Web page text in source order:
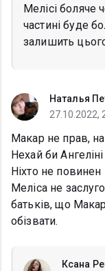
Мелісі боляче
частині буде
залишить
Наталья
27.10.2022,
Макар не прав,
Нехай би
Ніхто не
Меліса не
батьків, що
обізвати.
Ксана